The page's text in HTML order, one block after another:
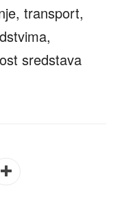
transport,
sredstava